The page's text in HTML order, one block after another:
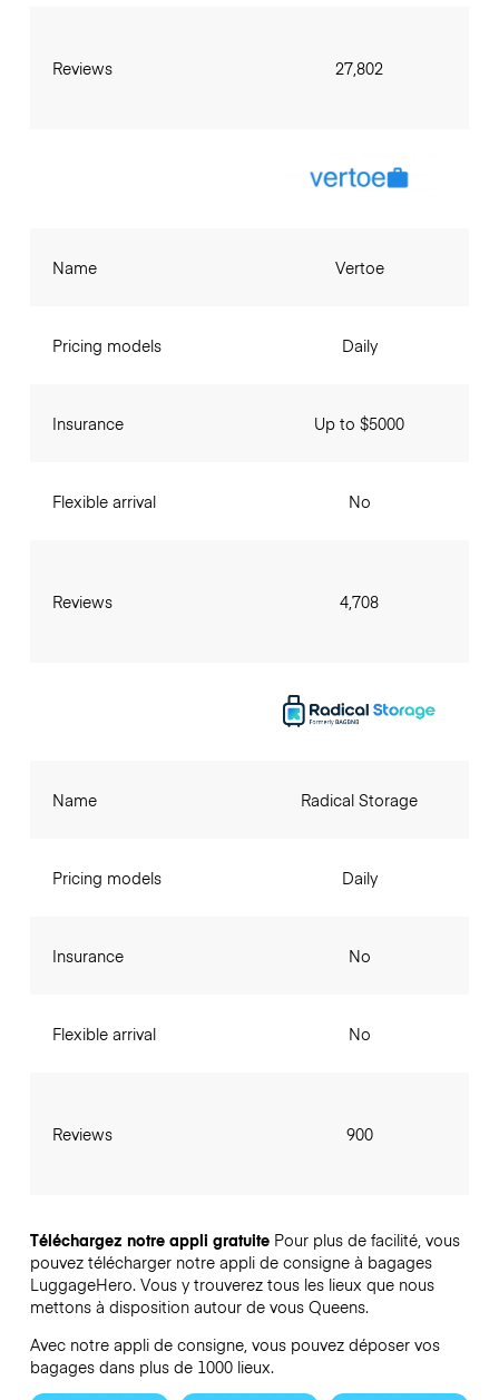
Reviews 27,802
Name
Pricing models
Insurance
Flexible arrival
Reviews
Vertoe
Daily
Up to $5000
No
4,708
Name
Pricing models
Insurance
Flexible arrival
Reviews
Radical Storage
Daily
No
No
900
Téléchargez notre appli gratuite Pour plus de facilité, vous
pouvez télécharger notre appli de consigne à bagages
LuggageHero. Vous y trouverez tous les lieux que nous
mettons à disposition autour de vous Queens.
Avec notre appli de consigne, vous pouvez déposer vos
bagages dans plus de 1000 lieux.